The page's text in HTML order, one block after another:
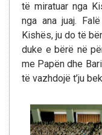
të miratuar nga
nga ana juaj.
Kishës, ju do të
duke e bërë në
me Papën dhe
të vazhdojë t’ju